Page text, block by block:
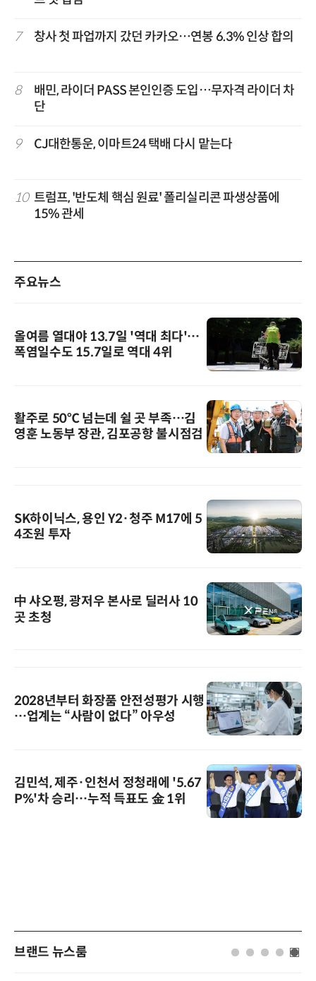
7 창사 첫 파업까지 갔던 카카오…연봉 6.3% 인상 합의
8
배민, 라이더 PASS 본인인증 도입…무자격 라이더 차
단
9 CJ대한통운, 이마트24 택배 다시 맡는다
10 트럼프, '반도체 핵심 원료' 폴리실리콘 파생상품에
15% 관세
주요뉴스
올여름 열대야 13.7일 '역대 최다'…
폭염일수도 15.7일로 역대 4위
활주로 50℃ 넘는데 쉴 곳 부족…김
영훈 노동부 장관, 김포공항 불시점검
SK하이닉스, 용인 Y2·청주 M17에 5
4조원 투자
中 샤오펑, 광저우 본사로 딜러사 10
곳 초청
2028년부터 화장품 안전성평가 시행
…업계는 “사람이 없다” 아우성
김민석, 제주·인천서 정청래에 '5.67
P%'차 승리…누적 득표도 金 1위
브랜드 뉴스룸